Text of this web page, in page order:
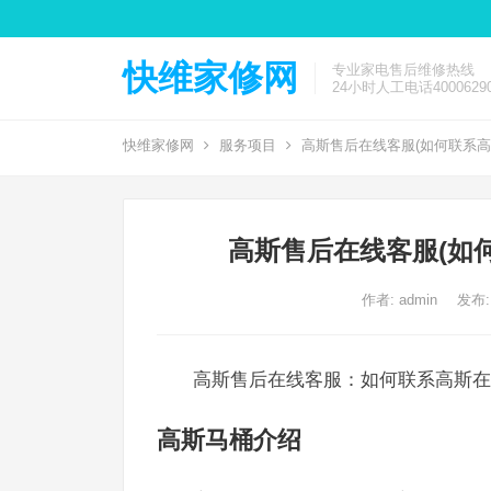
快维家修网
专业家电售后维修热线
24小时人工电话
快维家修网 服务项目 高斯售后在线客服(如何联系
高斯售后在线客服(如
作者: admin 发布
高斯售后在线客服：如何联系高斯
高斯马桶介绍